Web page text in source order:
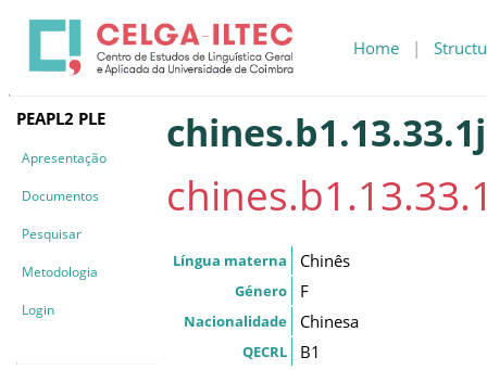
Home |
PEAPL2 PLE
Apresentação
Documentos
Pesquisar
Metodologia
Login
chines.b1.13.33.1j
Língua materna Chinês
Género F
Nacionalidade Chinesa
QECRL B1